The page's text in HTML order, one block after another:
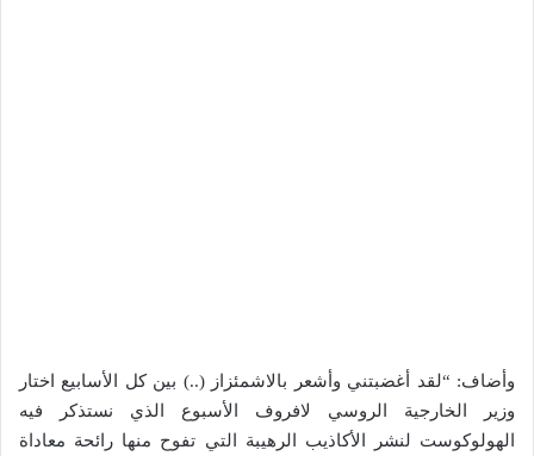
وأضاف: “لقد أغضبتني وأشعر بالاشمئزاز (..) بين كل الأسابيع اختار
وزير الخارجية الروسي لافروف الأسبوع الذي نستذكر فيه
الهولوكوست لنشر الأكاذيب الرهيبة التي تفوح منها رائحة معاداة